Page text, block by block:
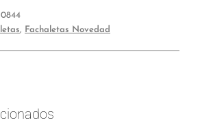
, Fachaletas Novedad